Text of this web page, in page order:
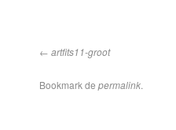
artfits11-groot
Bookmark de permalink.